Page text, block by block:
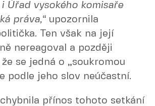
Úřad vysokého komisaře
práva,“ upozornila
Ten však na její
nereagoval a později
se jedná o „soukromou
podle jeho slov neúčastní.
přínos tohoto setkání